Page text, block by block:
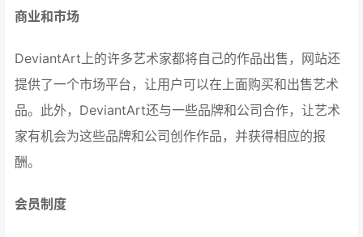
商业和市场
DeviantArt上的许多艺术家都将自己的作品出售，网站还
提供了一个市场平台，让用户可以在上面购买和出售艺术
品。此外，DeviantArt还与一些品牌和公司合作，让艺术
家有机会为这些品牌和公司创作作品，并获得相应的报
酬。
会员制度